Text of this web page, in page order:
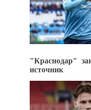
"Краснодар"
источник